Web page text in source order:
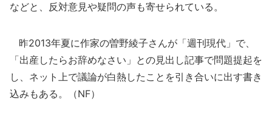
などと、反対意見や疑問の声も寄せられている。
昨2013年夏に作家の曽野綾子さんが「週刊現代」で、
「出産したらお辞めなさい」との見出し記事で問題提起を
し、ネット上で議論が白熱したことを引き合いに出す書き
込みもある。（NF）